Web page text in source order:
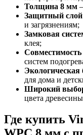
Толщина 8 мм
Защитный слой
и загрязнениям;
Замковая
клея;
систем
Экологическая
для дома и
Широкий
цвета
Где купить